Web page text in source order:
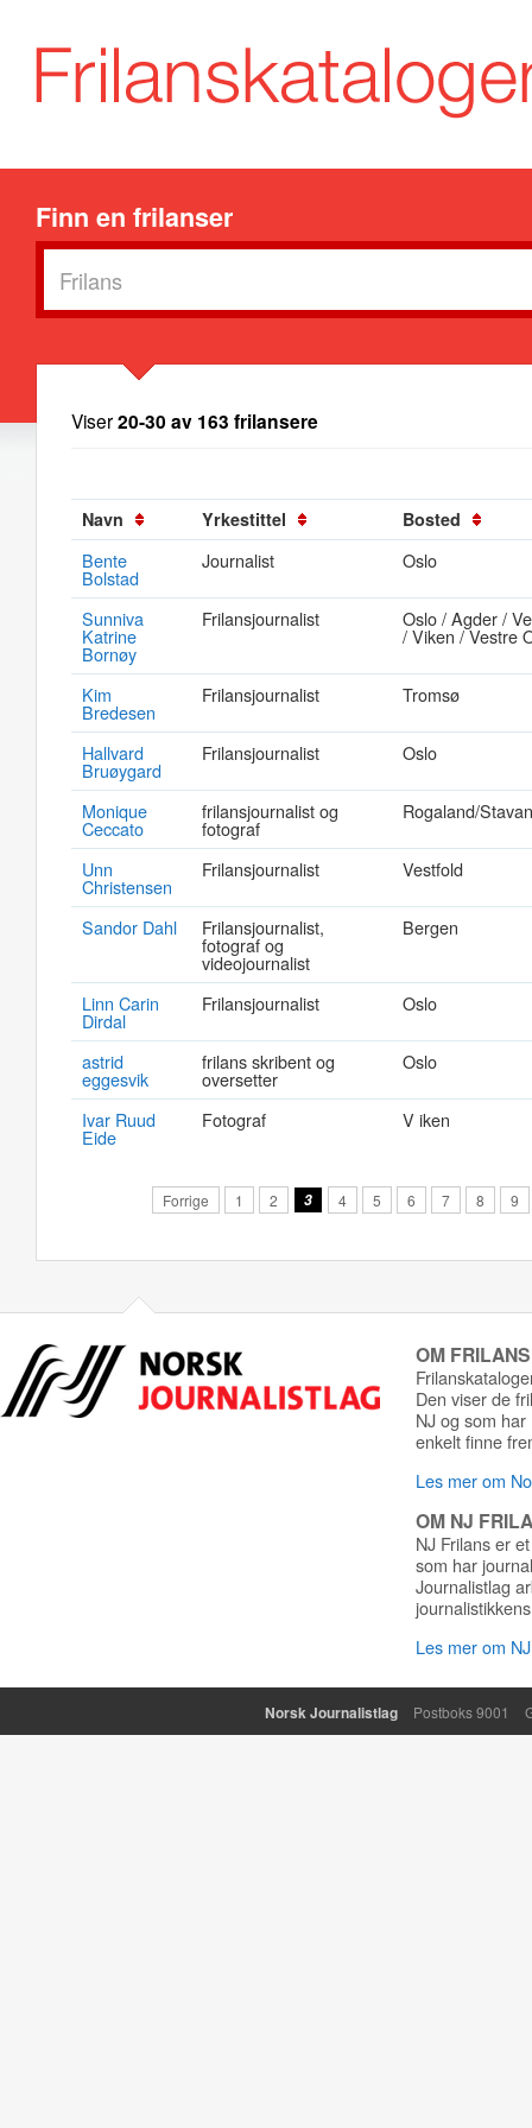
Finn en frilanser
Viser20-30 av 163 frilansere
Navn Yrkestittel Bosted
Bente
Bolstad
Journalist Oslo
Sunniva
Katrine
Bornøy
Frilansjournalist Oslo / Agder /
/ Viken / Vestre
Kim
Bredesen
Frilansjournalist Tromsø
Hallvard
Bruøygard
Frilansjournalist Oslo
Monique
Ceccato
frilansjournalist og
fotograf
Rogaland/
Unn
Christensen
Frilansjournalist Vestfold
Sandor Dahl Frilansjournalist,
fotograf og
videojournalist
Bergen
Linn Carin
Dirdal
Frilansjournalist Oslo
astrid
eggesvik
frilans skribent og
oversetter
Oslo
Ivar Ruud
Eide
Fotograf V iken
Forrige 1 2 3 4 5 6 7 8 9
OM
Den viser de
NJ og som
enkelt finne
Les mer om
OM NJ
NJ Frilans er
som har
Journalistlag
Les mer om
Norsk Journalistlag Postboks 9001